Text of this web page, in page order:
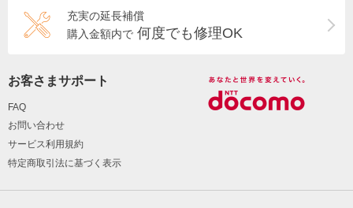
充実の延長補償
購入金額内で 何度でも修理OK
お客さまサポート
FAQ
お問い合わせ
サービス利用規約
特定商取引法に基づく表示